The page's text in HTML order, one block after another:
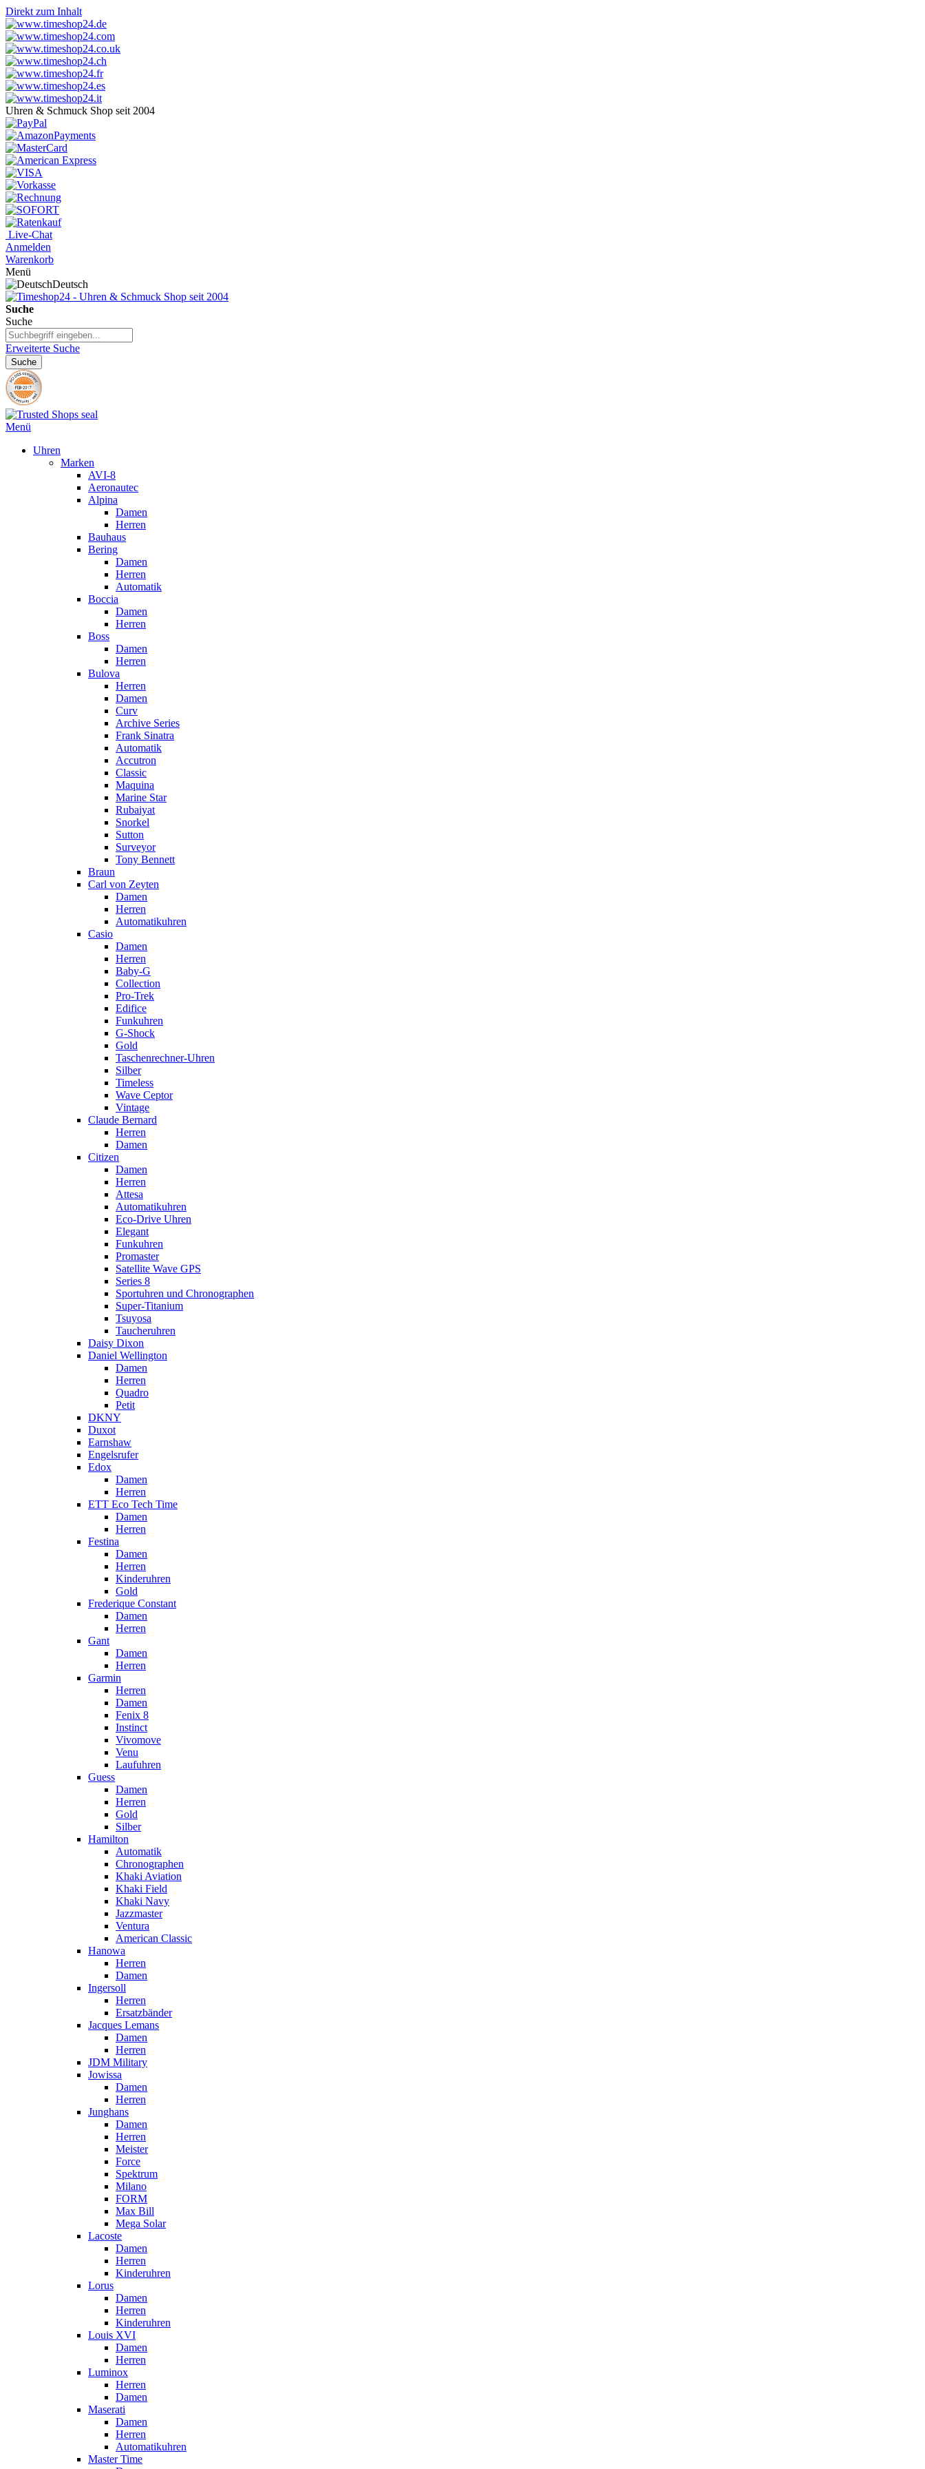
Direkt zum Inhalt
Uhren & Schmuck Shop seit 2004
Live-Chat
Anmelden
Warenkorb
Menü
Deutsch
Suche
Suche
Erweiterte Suche
Suche
Menü
Uhren
Marken
AVI-8
Aeronautec
Alpina
Damen
Herren
Bauhaus
Bering
Damen
Herren
Automatik
Boccia
Damen
Herren
Boss
Damen
Herren
Bulova
Herren
Damen
Curv
Archive Series
Frank Sinatra
Automatik
Accutron
Classic
Maquina
Marine Star
Rubaiyat
Snorkel
Sutton
Surveyor
Tony Bennett
Braun
Carl von Zeyten
Damen
Herren
Automatikuhren
Casio
Damen
Herren
Baby-G
Collection
Pro-Trek
Edifice
Funkuhren
G-Shock
Gold
Taschenrechner-Uhren
Silber
Timeless
Wave Ceptor
Vintage
Claude Bernard
Herren
Damen
Citizen
Damen
Herren
Attesa
Automatikuhren
Eco-Drive Uhren
Elegant
Funkuhren
Promaster
Satellite Wave GPS
Series 8
Sportuhren und Chronographen
Super-Titanium
Tsuyosa
Taucheruhren
Daisy Dixon
Daniel Wellington
Damen
Herren
Quadro
Petit
DKNY
Duxot
Earnshaw
Engelsrufer
Edox
Damen
Herren
ETT Eco Tech Time
Damen
Herren
Festina
Damen
Herren
Kinderuhren
Gold
Frederique Constant
Damen
Herren
Gant
Damen
Herren
Garmin
Herren
Damen
Fenix 8
Instinct
Vivomove
Venu
Laufuhren
Guess
Damen
Herren
Gold
Silber
Hamilton
Automatik
Chronographen
Khaki Aviation
Khaki Field
Khaki Navy
Jazzmaster
Ventura
American Classic
Hanowa
Herren
Damen
Ingersoll
Herren
Ersatzbänder
Jacques Lemans
Damen
Herren
JDM Military
Jowissa
Damen
Herren
Junghans
Damen
Herren
Meister
Force
Spektrum
Milano
FORM
Max Bill
Mega Solar
Lacoste
Damen
Herren
Kinderuhren
Lorus
Damen
Herren
Kinderuhren
Louis XVI
Damen
Herren
Luminox
Herren
Damen
Maserati
Damen
Herren
Automatikuhren
Master Time